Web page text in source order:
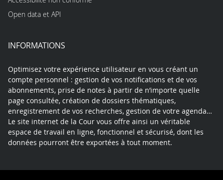
Open data et API
INFORMATIONS
Optimisez votre expérience utilisateur en vous créant un
compte personnel : gestion de vos notifications et de vos
abonnements, prise de notes à partir de n’importe quelle
page consultée, création de dossiers thématiques,
enregistrement de vos recherches, gestion de votre agenda…
Le site internet de la Cour vous offre ainsi un véritable
espace de travail en ligne, fonctionnel et sécurisé, dont les
données pourront être exportées à tout moment.